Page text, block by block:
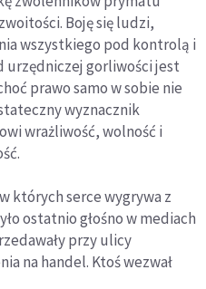
Boję się ludzi,
wszystkiego pod kontrolą i
urzędniczej gorliwości jest
prawo samo w sobie nie
wyznacznik
wrażliwość, wolność i
których serce wygrywa z
ostatnio głośno w mediach
przy ulicy
na handel. Ktoś wezwał